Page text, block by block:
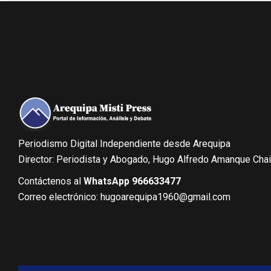
Periodismo Digital Independiente desde Arequipa
Director: Periodista y Abogado, Hugo Alfredo Amanque
Contáctenos al WhatsApp 966633477
Correo electrónico: hugoarequipa1960@gmail.com